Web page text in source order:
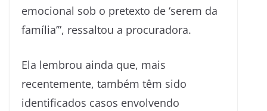
emocional sob o pretexto de ‘serem da
família’”, ressaltou a procuradora.
Ela lembrou ainda que, mais
recentemente, também têm sido
identificados casos envolvendo